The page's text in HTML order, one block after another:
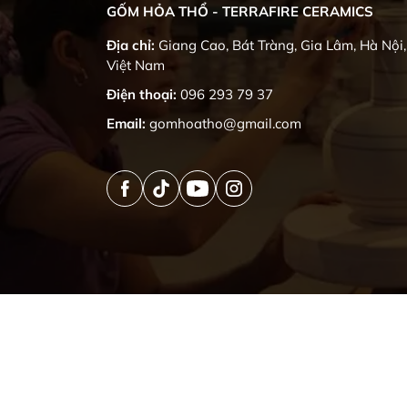
GỐM HỎA THỔ - TERRAFIRE CERAMICS
Địa chỉ: Giang Cao, Bát Tràng, Gia Lâm, Hà Nội,
Việt Nam
Điện thoại: 096 293 79 37
Email: gomhoatho@gmail.com